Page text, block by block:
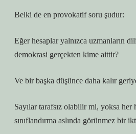
Belki de en provokatif soru şudur:
Eğer hesaplar yalnızca uzmanların
demokrasi gerçekten kime aittir?
Ve bir başka düşünce daha kalır
Sayılar tarafsız olabilir mi, yoksa her
sınıflandırma aslında görünmez bir